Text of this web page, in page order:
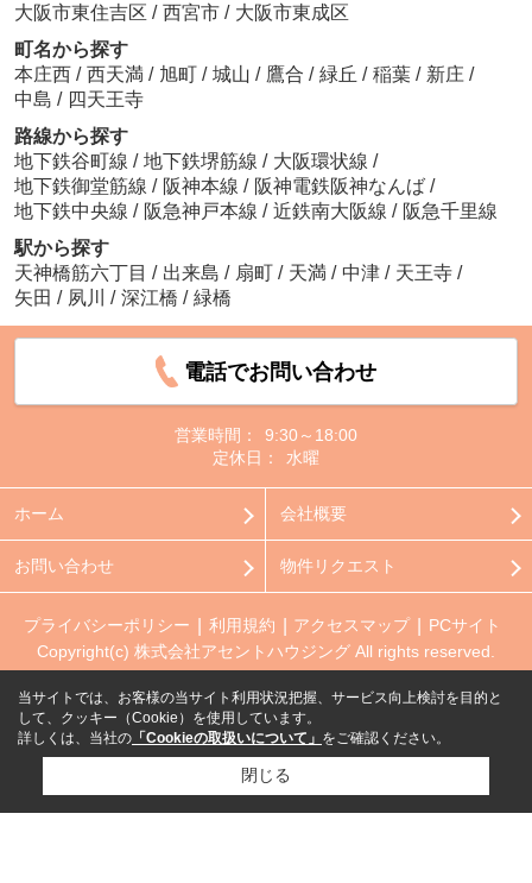
大阪市東住吉区 / 西宮市 / 大阪市東成区
町名から探す
本庄西 / 西天満 / 旭町 / 城山 / 鷹合 / 緑丘 / 稲葉 / 新庄 /
中島 / 四天王寺
路線から探す
地下鉄谷町線 / 地下鉄堺筋線 / 大阪環状線 /
地下鉄御堂筋線 / 阪神本線 / 阪神電鉄阪神なんば /
地下鉄中央線 / 阪急神戸本線 / 近鉄南大阪線 / 阪急千里線
駅から探す
天神橋筋六丁目 / 出来島 / 扇町 / 天満 / 中津 / 天王寺 /
矢田 / 夙川 / 深江橋 / 緑橋
電話でお問い合わせ
営業時間：
9:30～18:00
定休日：
水曜
ホーム 会社概要
お問い合わせ 物件リクエスト
プライバシーポリシー 利用規約 アクセスマップ
PCサイト
Copyright(c) 株式会社アセントハウジング All rights reserved.
当サイトでは、お客様の当サイト利用状況把握、サービス向上検討を目的と
して、クッキー（Cookie）を使用しています。
詳しくは、当社の 「Cookieの取扱いについて」 をご確認ください。
閉じる